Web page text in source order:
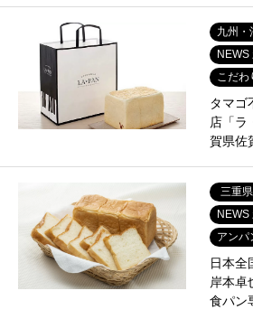
九州・
NEWS
こだわ
タマゴ
店「ラ
賀県佐
三重県
NEWS
アンパ
日本
岸本卓
食パン